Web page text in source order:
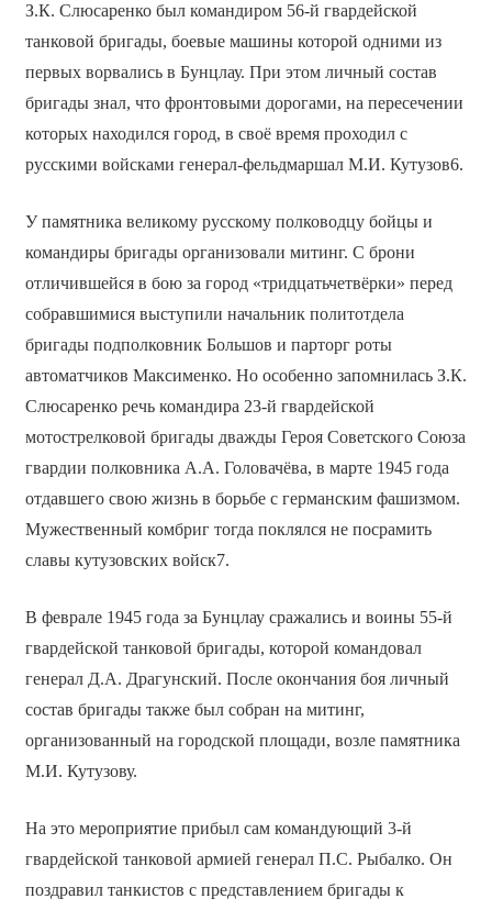
З.К. Слюсаренко был командиром 56-й гвардейской
танковой бригады, боевые машины которой одними из
первых ворвались в Бунцлау. При этом личный состав
бригады знал, что фронтовыми дорогами, на пересечении
которых находился город, в своё время проходил с
русскими войсками генерал-фельдмаршал М.И. Кутузов6.
У памятника великому русскому полководцу бойцы и
командиры бригады организовали митинг. С брони
отличившейся в бою за город «тридцатьчетвёрки» перед
собравшимися выступили начальник политотдела
бригады подполковник Большов и парторг роты
автоматчиков Максименко. Но особенно запомнилась З.К.
Слюсаренко речь командира 23-й гвардейской
мотострелковой бригады дважды Героя Советского Союза
гвардии полковника А.А. Головачёва, в марте 1945 года
отдавшего свою жизнь в борьбе с германским фашизмом.
Мужественный комбриг тогда поклялся не посрамить
славы кутузовских войск7.
В феврале 1945 года за Бунцлау сражались и воины 55-й
гвардейской танковой бригады, которой командовал
генерал Д.А. Драгунский. После окончания боя личный
состав бригады также был собран на митинг,
организованный на городской площади, возле памятника
М.И. Кутузову.
На это мероприятие прибыл сам командующий 3-й
гвардейской танковой армией генерал П.С. Рыбалко. Он
поздравил танкистов с представлением бригады к